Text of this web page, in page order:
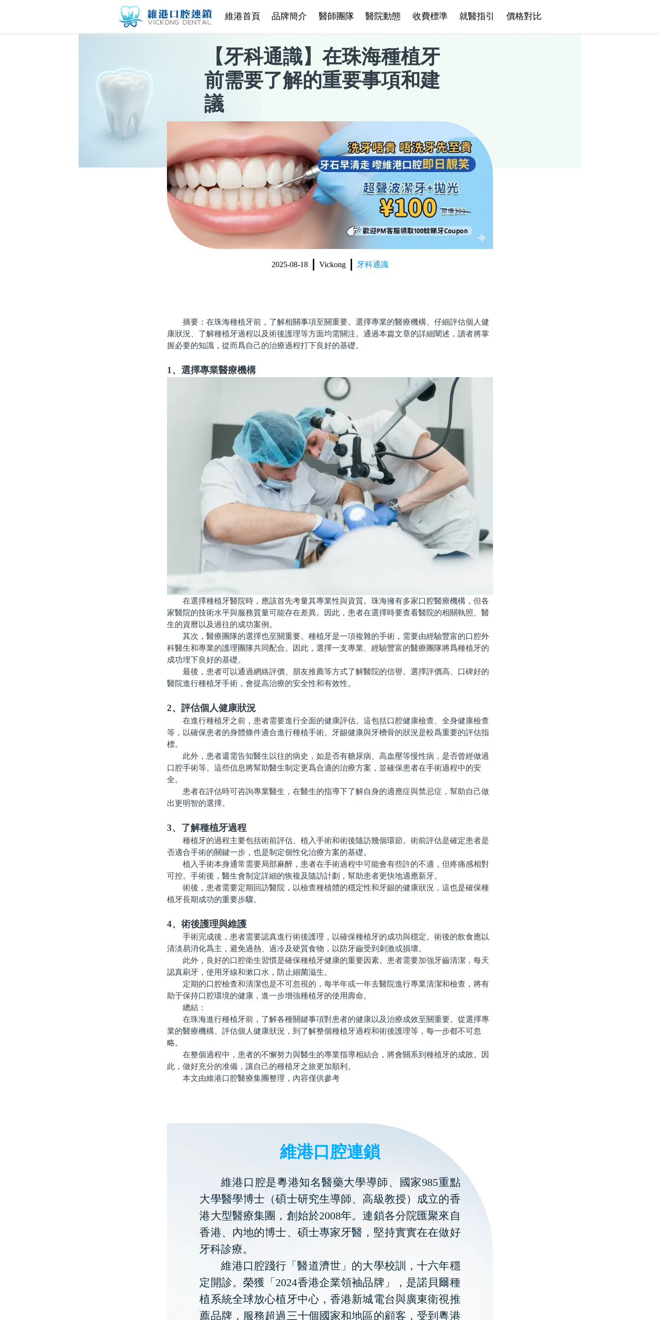
維港首頁 品牌簡介 醫師團隊 醫院動態 收費標準 就醫指引 價格對比
【牙科通識】 在珠海種植牙
前需要了解的重要事項和建
議
2025-08-18 Vickong 牙科通識
摘要：在珠海種植牙前，了解相關事項至關重要。選擇專業的醫療機構、仔細評估個人健
康狀況、了解種植牙過程以及術後護理等方面均需關注。通過本篇文章的詳細闡述，讀者將掌
握必要的知識，從而爲自己的治療過程打下良好的基礎。
1、選擇專業醫療機構
在選擇種植牙醫院時，應該首先考量其專業性與資質。珠海擁有多家口腔醫療機構，但各
家醫院的技術水平與服務質量可能存在差異。因此，患者在選擇時要查看醫院的相關執照、醫
生的資曆以及過往的成功案例。
其次，醫療團隊的選擇也至關重要。種植牙是一項複雜的手術，需要由經驗豐富的口腔外
科醫生和專業的護理團隊共同配合。因此，選擇一支專業、經驗豐富的醫療團隊將爲種植牙的
成功埋下良好的基礎。
最後，患者可以通過網絡評價、朋友推薦等方式了解醫院的信譽。選擇評價高、口碑好的
醫院進行種植牙手術，會提高治療的安全性和有效性。
2、評估個人健康狀況
在進行種植牙之前，患者需要進行全面的健康評估。這包括口腔健康檢查、全身健康檢查
等，以確保患者的身體條件適合進行種植手術。牙龈健康與牙槽骨的狀況是較爲重要的評估指
標。
此外，患者還需告知醫生以往的病史，如是否有糖尿病、高血壓等慢性病，是否曾經做過
口腔手術等。這些信息將幫助醫生制定更爲合適的治療方案，並確保患者在手術過程中的安
全。
患者在評估時可咨詢專業醫生，在醫生的指導下了解自身的適應症與禁忌症，幫助自己做
出更明智的選擇。
3、了解種植牙過程
種植牙的過程主要包括術前評估、植入手術和術後隨訪幾個環節。術前評估是確定患者是
否適合手術的關鍵一步，也是制定個性化治療方案的基礎。
植入手術本身通常需要局部麻醉，患者在手術過程中可能會有些許的不適，但疼痛感相對
可控。手術後，醫生會制定詳細的恢複及隨訪計劃，幫助患者更快地適應新牙。
術後，患者需要定期回訪醫院，以檢查種植體的穩定性和牙龈的健康狀況，這也是確保種
植牙長期成功的重要步驟。
4、術後護理與維護
手術完成後，患者需要認真進行術後護理，以確保種植牙的成功與穩定。術後的飲食應以
清淡易消化爲主，避免過熱、過冷及硬質食物，以防牙齒受到刺激或損壞。
此外，良好的口腔衛生習慣是確保種植牙健康的重要因素。患者需要加強牙齒清潔，每天
認真刷牙，使用牙線和漱口水，防止細菌滋生。
定期的口腔檢查和清潔也是不可忽視的，每半年或一年去醫院進行專業清潔和檢查，將有
助于保持口腔環境的健康，進一步增強種植牙的使用壽命。
總結：
在珠海進行種植牙前，了解各種關鍵事項對患者的健康以及治療成效至關重要。從選擇專
業的醫療機構、評估個人健康狀況，到了解整個種植牙過程和術後護理等，每一步都不可忽
略。
在整個過程中，患者的不懈努力與醫生的專業指導相結合，將會關系到種植牙的成敗。因
此，做好充分的准備，讓自己的種植牙之旅更加順利。
本文由維港口腔醫療集團整理，內容僅供參考
維港口腔連鎖
維港口腔是粵港知名醫藥大學導師、國家985重點
大學醫學博士（碩士研究生導師、高級教授）成立的香
港大型醫療集團，創始於2008年。連鎖各分院匯聚來自
香港、內地的博士、碩士專家牙醫，堅持實實在在做好
牙科診療。
維港口腔踐行「醫道濟世」的大學校訓，十六年穩
定開診。榮獲「2024香港企業領袖品牌」，是諾貝爾種
植系統全球放心植牙中心，香港新城電台與廣東衛視推
薦品牌，服務超過三十個國家和地區的顧客，受到粵港